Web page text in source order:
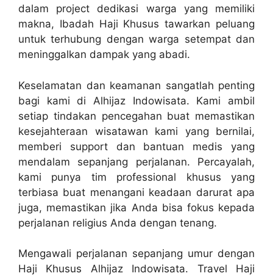
dalam project dedikasi warga yang memiliki
makna, Ibadah Haji Khusus tawarkan peluang
untuk terhubung dengan warga setempat dan
meninggalkan dampak yang abadi.
Keselamatan dan keamanan sangatlah penting
bagi kami di Alhijaz Indowisata. Kami ambil
setiap tindakan pencegahan buat memastikan
kesejahteraan wisatawan kami yang bernilai,
memberi support dan bantuan medis yang
mendalam sepanjang perjalanan. Percayalah,
kami punya tim professional khusus yang
terbiasa buat menangani keadaan darurat apa
juga, memastikan jika Anda bisa fokus kepada
perjalanan religius Anda dengan tenang.
Mengawali perjalanan sepanjang umur dengan
Haji Khusus Alhijaz Indowisata. Travel Haji